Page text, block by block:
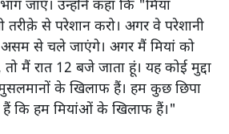
जाएँ। उन्होंने कहा कि "मियां
तरीक़े से परेशान करो। अगर वे परेशानी
से चले जाएंगे। अगर मैं मियां को
मैं रात 12 बजे जाता हूं। यह कोई मुद्दा
मुसलमानों के खिलाफ हैं। हम कुछ छिपा
हैं कि हम मियांओं के खिलाफ हैं।"